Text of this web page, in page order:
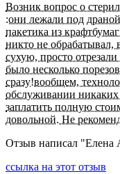
Возник вопрос о
:они лежали под
пакетика из
никто не обрабатывал,
сухую, просто
было несколько
сразу!вообщем,
обслуживании
заплатить полную
довольной. Не
Отзыв написал "Елена
ссылка на этот отзыв